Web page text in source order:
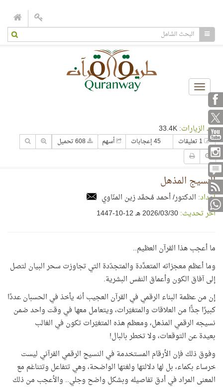
Toggle
navigation
عدد الزيارات:
45 إعجابات أسهم
النسيج المذهل
إعداد: الدكتور/ أحمد مُحمَّد زين المنّاوي
آخر تحديث:30‏/03‏/2026 هـ 12-10-1447
ما أعجب هذا القرآن العظيم..
وما أعظم معجزاته المتعدِّدة والمتجدّدة التي تجاوزت سحر البيان لتصل
إلى آفاق الكون وأعماق النفس البشرية.
إن من عظمة البناء الرقمي في القرآن العجيب أنه يأخذ في الحسبان عددًا
كبيرًا جدًّا من العلاقات والمتغيّرات، ويتعامل معها في وقت واحد ضمن
نسيجه الرقمي المذهل، ومعظم هذه المتغيّرات تكون في الغالب
بعيدة عن التوقعات، ولا تخطر بالبال!
وفوق ذلك فإن الأرقام المستخدمة في النسيج الرقمي القرآني ليست
خرساء بكماء، بل لها دلالتها ولغتها الواضحة، وهي تتفاعل وتتناغم مع
المعنى المراد في أدق تفاصيله وبشكل واضح وجلي.. والأعجب من ذلك